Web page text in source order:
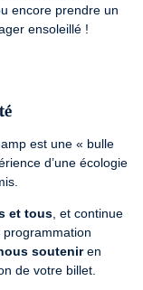
encore prendre un
ensoleillé !
est une « bulle
d’une écologie
et tous , et continue
soutenir en
de votre billet.